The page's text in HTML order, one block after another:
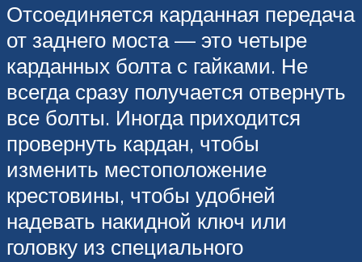
Отсоединяется карданная передача
от заднего моста — это четыре
карданных болта с гайками. Не
всегда сразу получается отвернуть
все болты. Иногда приходится
провернуть кардан, чтобы
изменить местоположение
крестовины, чтобы удобней
надевать накидной ключ или
головку из специального